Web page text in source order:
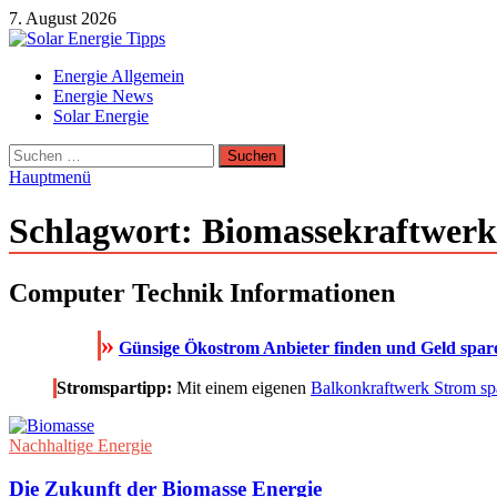
Zum
Inhalt
7. August 2026
Solar Energie Tipps
Solar Energie und Photovoltaik Informationen und Tipps
Energie Allgemein
Energie News
Solar Energie
Suchen
nach:
Hauptmenü
Schlagwort: Biomassekraftwerk
Computer Technik Informationen
» Günsige Ökostrom Anbieter finden und Geld
Stromspartipp: Mit einem eigenen Balkonkraftwerk Strom
Nachhaltige Energie
Die Zukunft der Biomasse Energie